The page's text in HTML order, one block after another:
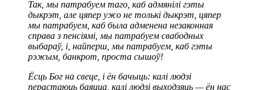
Так, мы патрабуем таго, каб адмянілі гэты
дыкрэт, але цяпер ужо не толькі дыкрэт, цяпер
мы патрабуем, каб была адменена незаконная
справа з пенсіямі, мы патрабуем свабодных
выбараў, і, найперш, мы патрабуем, каб гэты
рэжым, банкрот, проста сышоў!
Ёсць Бог на свеце, і ён бачыць: калі людзі
перастаюць баяцца, калі людзі выходзяць — ён нас